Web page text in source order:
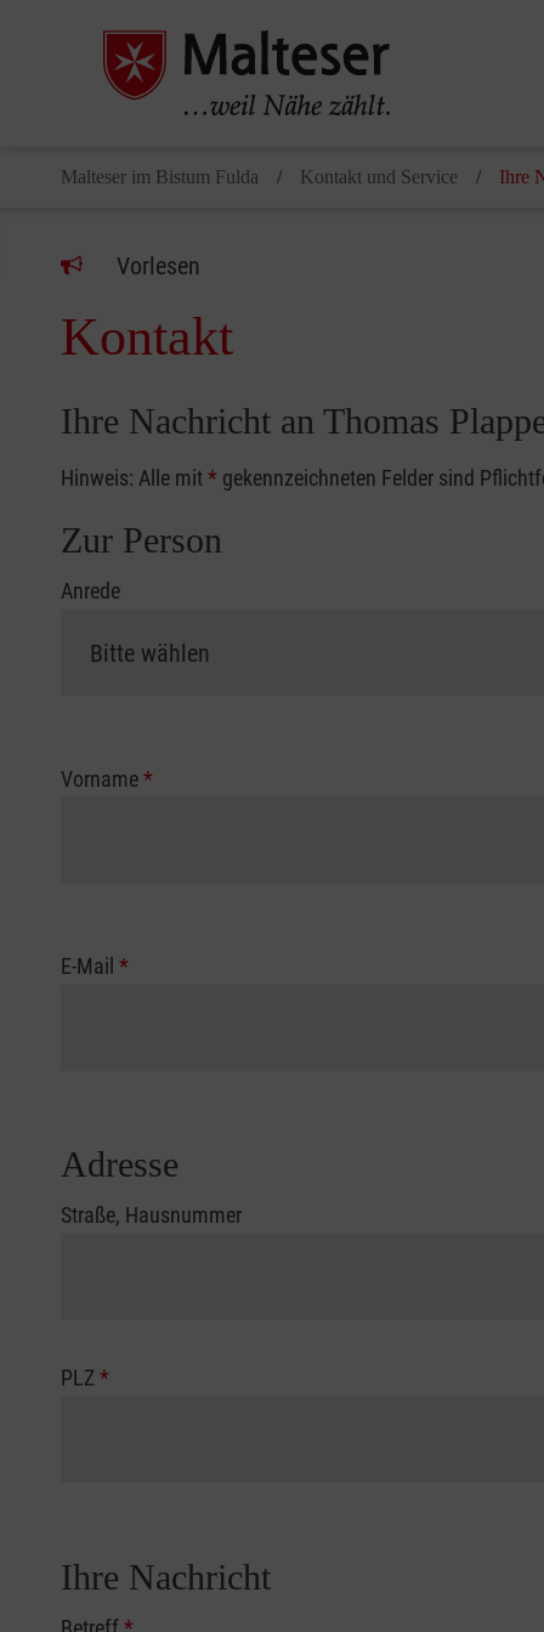
Malteser im Bistum Fulda Kontakt und Service Ihre
Vorlesen
Kontakt
Ihre Nachricht an Thomas
Hinweis: Alle mit* gekennzeichneten Felder sind
Zur Person
Anrede
Vorname*
E-Mail *
Adresse
Straße, Hausnummer
PLZ*
Ihre Nachricht